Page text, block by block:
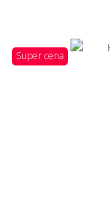
Super cena